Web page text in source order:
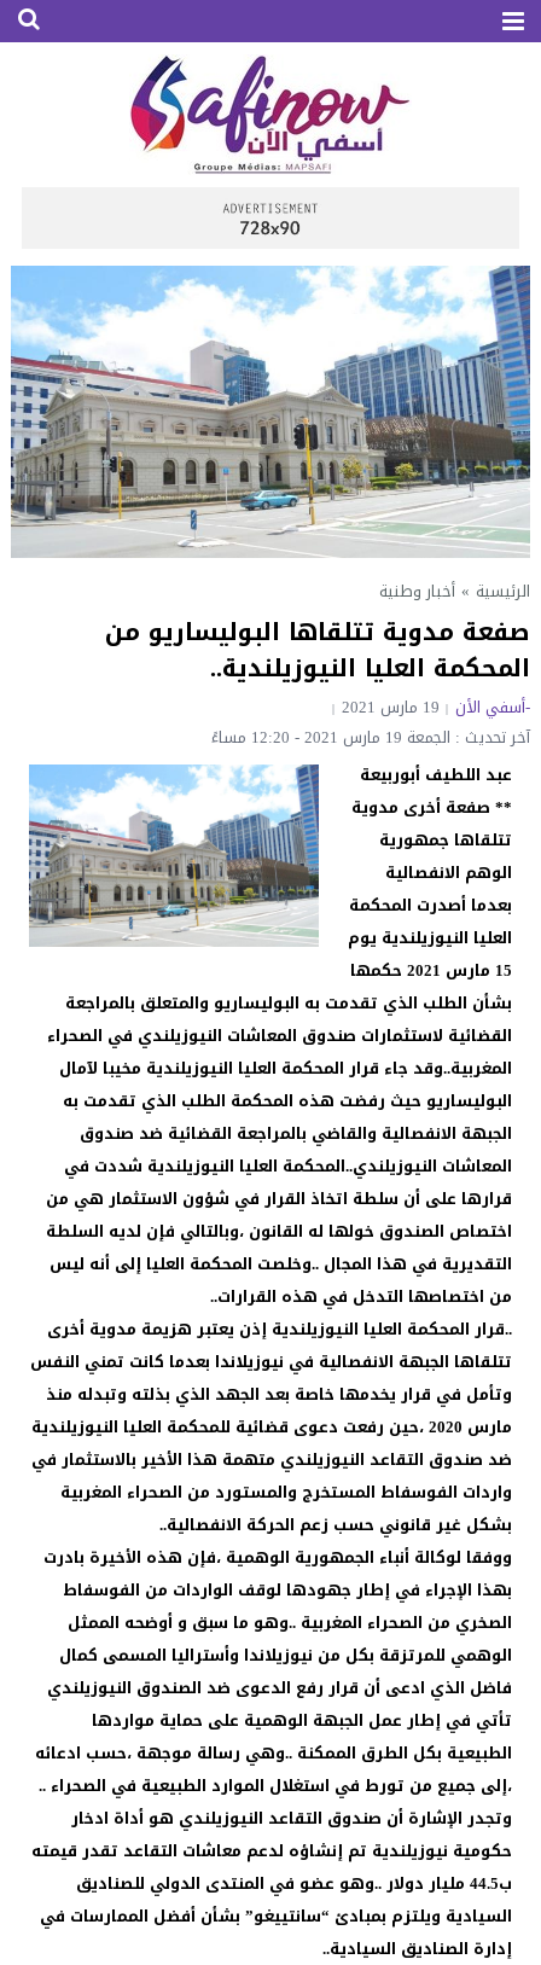
الرئيسية » أخبار وطنية
صفعة مدوية تتلقاها البوليساريو من
المحكمة العليا النيوزيلندية..
-أسفي الأن 19 مارس 2021
آخر تحديث : الجمعة 19 مارس 2021 - 12:20 مساءً
عبد اللطيف أبوربيعة
** صفعة أخرى مدوية
تتلقاها جمهورية
الوهم الانفصالية
بعدما أصدرت المحكمة
العليا النيوزيلندية يوم
15 مارس 2021 حكمها
بشأن الطلب الذي تقدمت به البوليساريو والمتعلق بالمراجعة
القضائية لاستثمارات صندوق المعاشات النيوزيلندي في الصحراء
المغربية..وقد جاء قرار المحكمة العليا النيوزيلندية مخيبا لآمال
البوليساريو حيث رفضت هذه المحكمة الطلب الذي تقدمت به
الجبهة الانفصالية والقاضي بالمراجعة القضائية ضد صندوق
المعاشات النيوزيلندي..المحكمة العليا النيوزيلندية شددت في
قرارها على أن سلطة اتخاذ القرار في شؤون الاستثمار هي من
اختصاص الصندوق خولها له القانون ،وبالتالي فإن لديه السلطة
التقديرية في هذا المجال ..وخلصت المحكمة العليا إلى أنه ليس
من اختصاصها التدخل في هذه القرارات..
..قرار المحكمة العليا النيوزيلندية إذن يعتبر هزيمة مدوية أخرى
تتلقاها الجبهة الانفصالية في نيوزيلاندا بعدما كانت تمني النفس
وتأمل في قرار يخدمها خاصة بعد الجهد الذي بذلته وتبدله منذ
مارس 2020 ،حين رفعت دعوى قضائية للمحكمة العليا النيوزيلندية
ضد صندوق التقاعد النيوزيلندي متهمة هذا الأخير بالاستثمار في
واردات الفوسفاط المستخرج والمستورد من الصحراء المغربية
بشكل غير قانوني حسب زعم الحركة الانفصالية..
ووفقا لوكالة أنباء الجمهورية الوهمية ،فإن هذه الأخيرة بادرت
بهذا الإجراء في إطار جهودها لوقف الواردات من الفوسفاط
الصخري من الصحراء المغربية ..وهو ما سبق و أوضحه الممثل
الوهمي للمرتزقة بكل من نيوزيلاندا وأستراليا المسمى كمال
فاضل الذي ادعى أن قرار رفع الدعوى ضد الصندوق النيوزيلندي
تأتي في إطار عمل الجبهة الوهمية على حماية مواردها
الطبيعية بكل الطرق الممكنة ..وهي رسالة موجهة ،حسب ادعائه
،إلى جميع من تورط في استغلال الموارد الطبيعية في الصحراء ..
وتجدر الإشارة أن صندوق التقاعد النيوزيلندي هو أداة ادخار
حكومية نيوزيلندية تم إنشاؤه لدعم معاشات التقاعد تقدر قيمته
ب44.5 مليار دولار ..وهو عضو في المنتدى الدولي للصناديق
السيادية ويلتزم بمبادئ “سانتييغو” بشأن أفضل الممارسات في
إدارة الصناديق السيادية..